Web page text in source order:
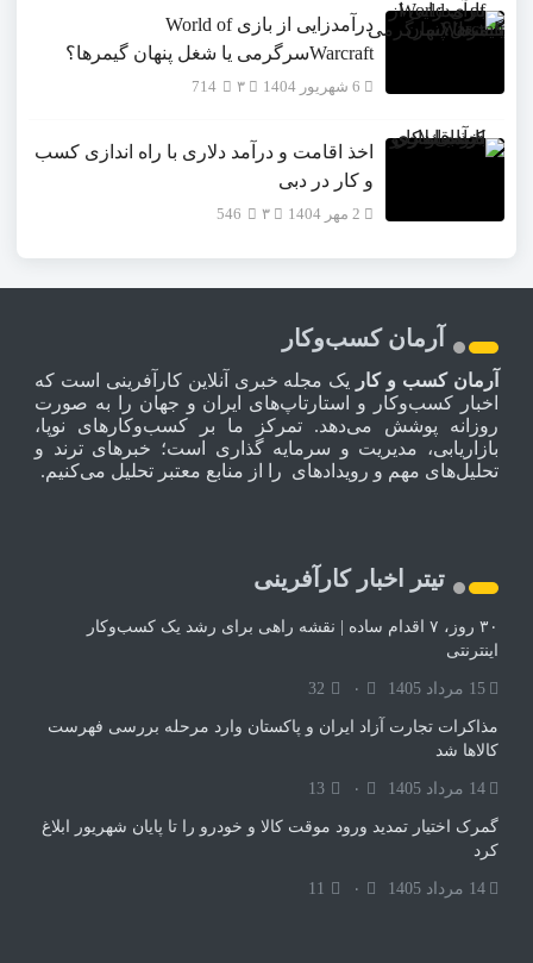
درآمدزایی از بازی World of
Warcraftسرگرمی یا شغل پنهان گیمرها؟
6 شهریور 1404 714
اخذ اقامت و درآمد دلاری با راه اندازی کسب
و کار در دبی
2 مهر 1404 546
آرمان کسب‌وکار
آرمان کسب و کار
یک مجله خبری آنلاین کارآفرینی است که
اخبار کسب‌وکار و استارتاپ‌های ایران و جهان را به صورت
روزانه پوشش می‌دهد. تمرکز ما بر کسب‌وکارهای نوپا،
بازاریابی، مدیریت و سرمایه گذاری است؛ خبرهای ترند و
تحلیل‌های مهم و رویدادهای را از منابع معتبر تحلیل می‌کنیم.
تیتر اخبار کارآفرینی
۳۰ روز، ۷ اقدام ساده | نقشه راهی برای رشد یک کسب‌وکار
اینترنتی
15 مرداد 1405 32
مذاکرات تجارت آزاد ایران و پاکستان وارد مرحله بررسی فهرست
کالاها شد
14 مرداد 1405 13
گمرک اختیار تمدید ورود موقت کالا و خودرو را تا پایان شهریور ابلاغ
کرد
14 مرداد 1405 11